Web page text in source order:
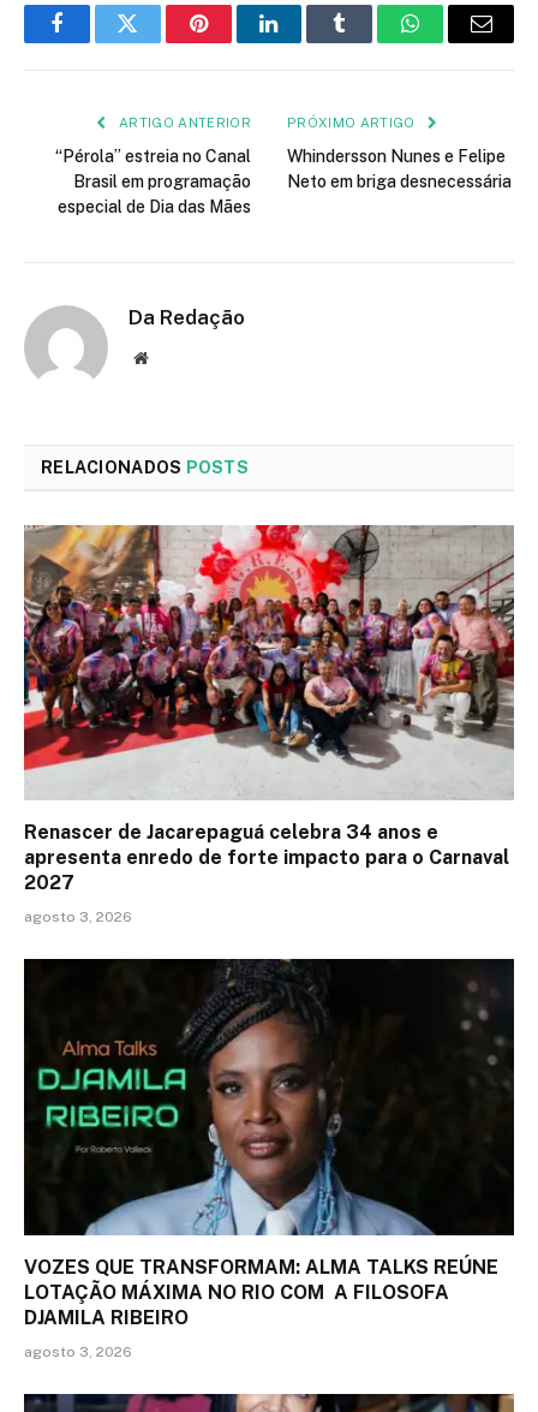
FacebookTwitter PinterestLinkedInTumblr WhatsApp
E-
ARTIGO ANTERIOR
“Pérola” estreia no Canal
Brasil em programação
especial de Dia das Mães
PRÓXIMO ARTIGO
Whindersson Nunes e Felipe
Neto em briga desnecessária
Da Redação
Site
RELACIONADOS POSTS
Renascer de Jacarepaguá celebra 34 anos e
apresenta enredo de forte impacto para o Carnaval
2027
agosto 3, 2026
VOZES QUE TRANSFORMAM: ALMA TALKS REÚNE
LOTAÇÃO MÁXIMA NO RIO COM A FILOSOFA
DJAMILA RIBEIRO
agosto 3, 2026